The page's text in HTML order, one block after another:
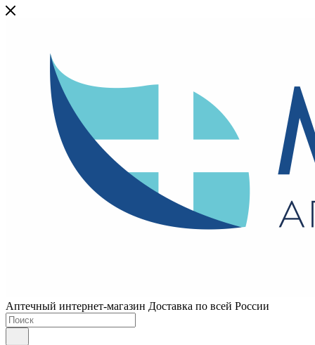
Аптечный интернет-магазин Доставка по всей России